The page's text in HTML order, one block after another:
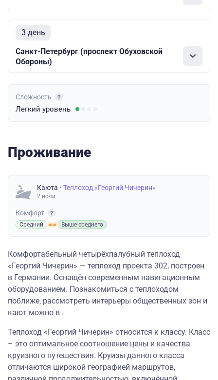
3 день
Санкт-Петербург (проспект Обуховской
Обороны)
Сложность
Легкий уровень
Проживание
Каюта • Теплоход «Георгий Чичерин»
2 ночи
Комфорт
Средний Выше среднего
Комфортабельный четырёхпалубный теплоход
«Георгий Чичерин» — теплоход проекта 302, построен
в Германии. Оснащён современным навигационным
оборудованием. Познакомиться с теплоходом
поближе, рассмотреть интерьеры общественных зон и
кают можно в .
Теплоход «Георгий Чичерин» относится к классу. Класс
– это оптимальное соотношение цены и качества
круизного путешествия. Круизы данного класса
отличаются широкой географией маршрутов,